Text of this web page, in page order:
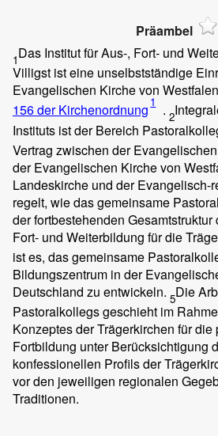
Präambel
1Das Institut für Aus-, Fort- und
Villigst ist eine unselbstständige
Evangelischen Kirche von
156 der Kirchenordnung 1 .2
Instituts ist der Bereich
Vertrag zwischen der
der Evangelischen Kirche von
Landeskirche und der Evangelisch-
regelt, wie das gemeinsame
der fortbestehenden Gesamtstruktur
Fort- und Weiterbildung für die
ist es, das gemeinsame
Bildungszentrum in der
Deutschland zu entwickeln. 5Die
Pastoralkollegs geschieht im
Konzeptes der Trägerkirchen für
Fortbildung unter Berücksichtigung
konfessionellen Profils der
vor den jeweiligen regionalen
Traditionen.